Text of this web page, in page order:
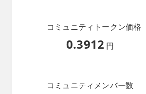
コミュニティトークン価格
0.3912 円
コミュニティメンバー数